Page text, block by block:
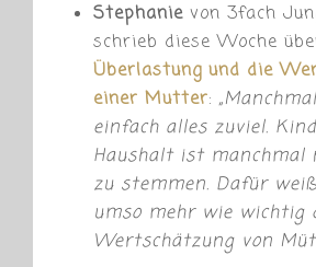
Stephanie von 3fach
schrieb diese Woche
Überlastung und die
einer Mutter:„
einfach alles zuviel.
Haushalt ist manchmal
zu stemmen. Dafür
umso mehr wie wichtig
Wertschätzung von